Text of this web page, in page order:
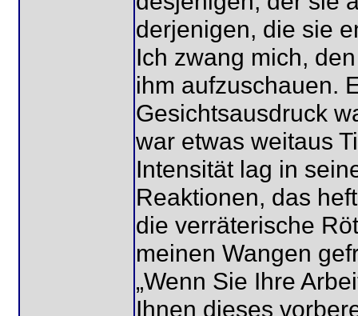
derjenigen, die sie
Ich zwang mich,
ihm aufzuschauen.
Gesichtsausdruck
war etwas weitaus
Intensität lag in
Reaktionen, das
die verräterische
meinen Wangen
„Wenn Sie Ihre
Ihnen dieses